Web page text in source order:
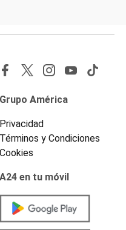
Grupo América
Privacidad
Términos y Condiciones
Cookies
A24 en tu móvil